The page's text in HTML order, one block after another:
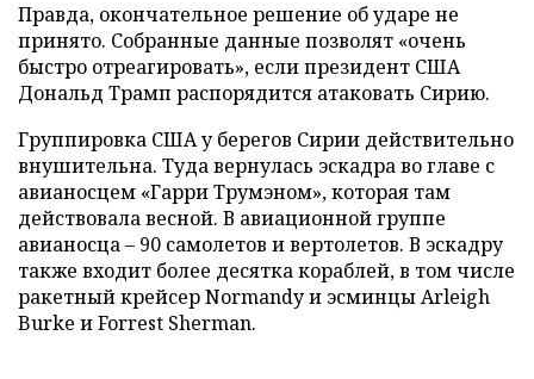
Правда, окончательное решение об ударе не
принято. Собранные данные позволят «очень
быстро отреагировать», если президент США
Дональд Трамп распорядится атаковать Сирию.
Группировка США у берегов Сирии действительно
внушительна. Туда вернулась эскадра во главе с
авианосцем «Гарри Трумэном», которая там
действовала весной. В авиационной группе
авианосца – 90 самолетов и вертолетов. В эскадру
также входит более десятка кораблей, в том числе
ракетный крейсер Normandy и эсминцы Arleigh
Burke и Forrest Sherman.